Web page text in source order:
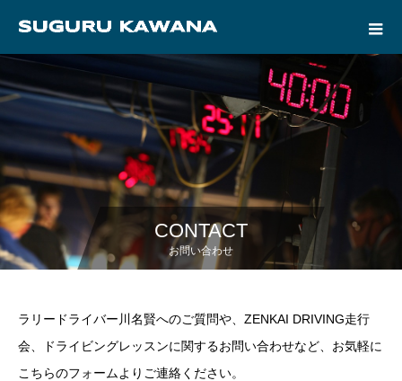
CONTACT
お問い合わせ
ラリードライバー川名賢へのご質問や、ZENKAI DRIVING走行
会、ドライビングレッスンに関するお問い合わせなど、お気軽に
こちらのフォームよりご連絡ください。